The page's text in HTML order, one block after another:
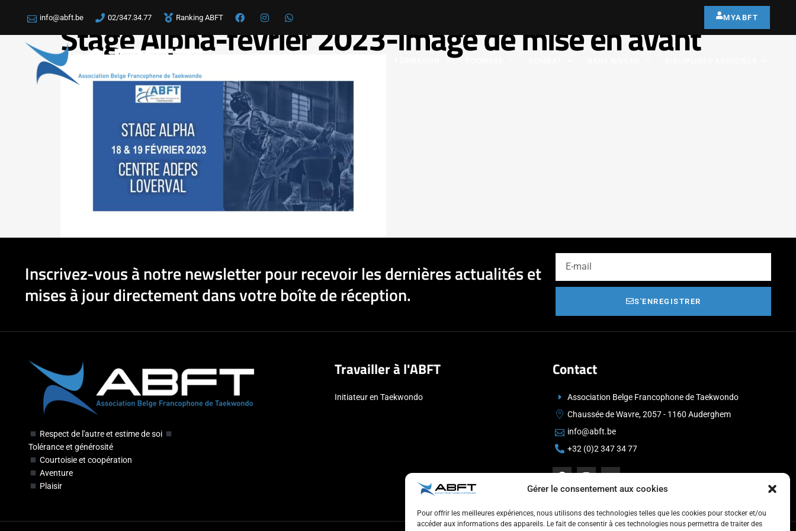
Gérer le consentement aux cookies
Pour offrir les meilleures expériences, nous utilisons des technologies telles que les cookies pour stocker et/ou
accéder aux informations des appareils. Le fait de consentir à ces technologies nous permettra de traiter des
info@abft.be 02/347.34.77 Ranking ABFT MYABFT
Stage Alpha-février 2023-image de mise en avant
Inscrivez-vous à notre newsletter pour recevoir les dernières actualités et
mises à jour directement dans votre boîte de réception.
S'ENREGISTRER
Respect de l'autre et estime de soi
Tolérance et générosité
Courtoisie et coopération
Aventure
Plaisir
Travailler à l'ABFT
Initiateur en Taekwondo
Contact
Association Belge Francophone de Taekwondo
Chaussée de Wavre, 2057 - 1160 Auderghem
info@abft.be
+32 (0)2 347 34 77